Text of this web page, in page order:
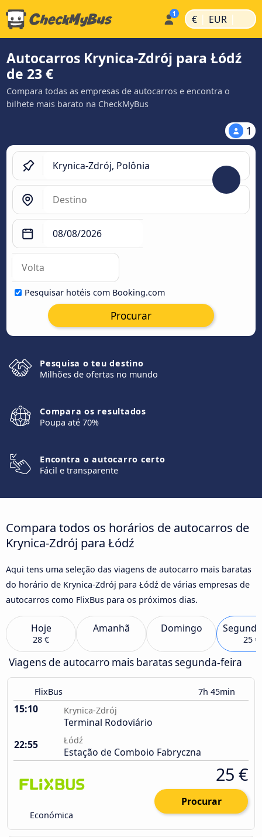
€ | EUR |
Autocarros Krynica-Zdrój para Łódź
de 23 €
Compara todas as empresas de autocarros e encontra o
bilhete mais barato na CheckMyBus
1
Pesquisar hotéis com Booking.com
Procurar
Pesquisa o teu destino
Milhões de ofertas no mundo
Compara os resultados
Poupa até 70%
Encontra o autocarro certo
Fácil e transparente
Compara todos os horários de autocarros de
Krynica-Zdrój para Łódź
Aqui tens uma seleção das viagens de autocarro mais baratas
do horário de Krynica-Zdrój para Łódź de várias empresas de
autocarros como FlixBus para os próximos dias.
Hoje
28 €
Amanhã Domingo
25 €
Viagens de autocarro mais baratas segunda-feira
FlixBus 7h 45min
15:10 Krynica-Zdrój
Terminal Rodoviário
22:55
Łódź
Estação de Comboio Fabryczna
Económica
25 €
Procurar